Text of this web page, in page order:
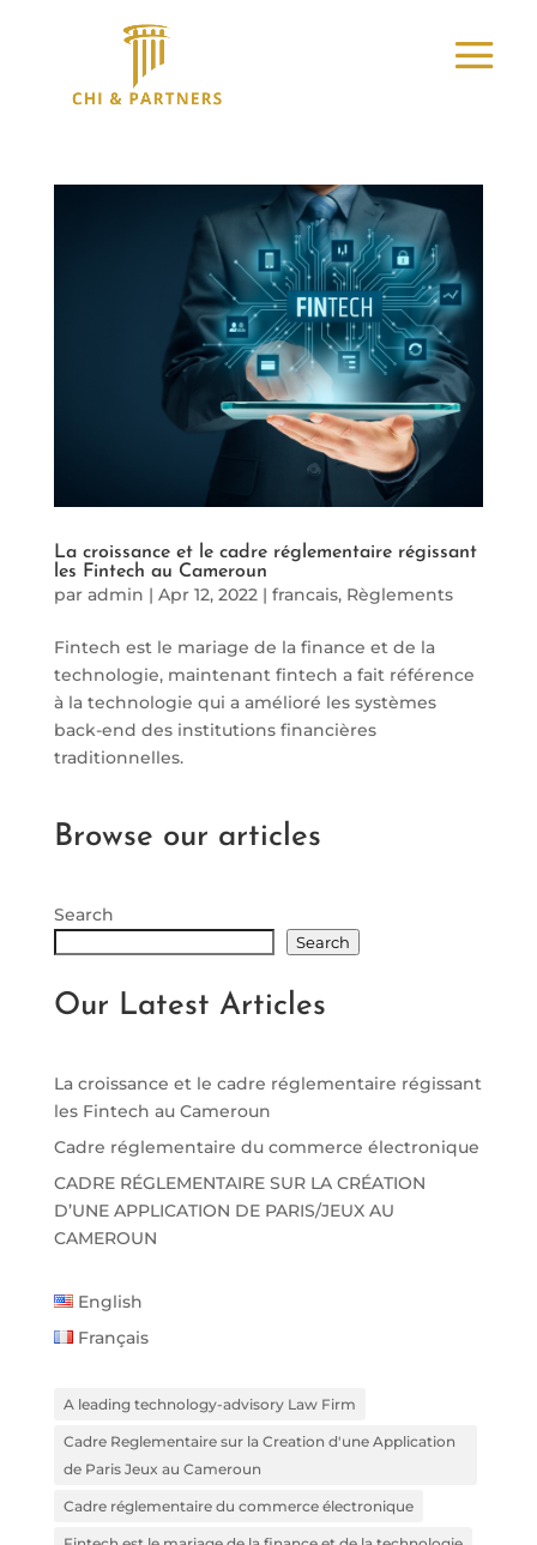
La croissance et le cadre réglementaire régissant
les Fintech au Cameroun
par admin | Apr 12, 2022| francais, Règlements
Fintech est le mariage de la finance et de la
technologie, maintenant fintech a fait référence
à la technologie qui a amélioré les systèmes
back-end des institutions financières
traditionnelles.
Browse our articles
Search
Search
Our Latest Articles
La croissance et le cadre réglementaire régissant
les Fintech au Cameroun
Cadre réglementaire du commerce électronique
CADRE RÉGLEMENTAIRE SUR LA CRÉATION
D’UNE APPLICATION DE PARIS/JEUX AU
CAMEROUN
English
Français
A leading technology-advisory Law Firm
Cadre Reglementaire sur la Creation d'une Application
de Paris Jeux au Cameroun
Cadre réglementaire du commerce électronique